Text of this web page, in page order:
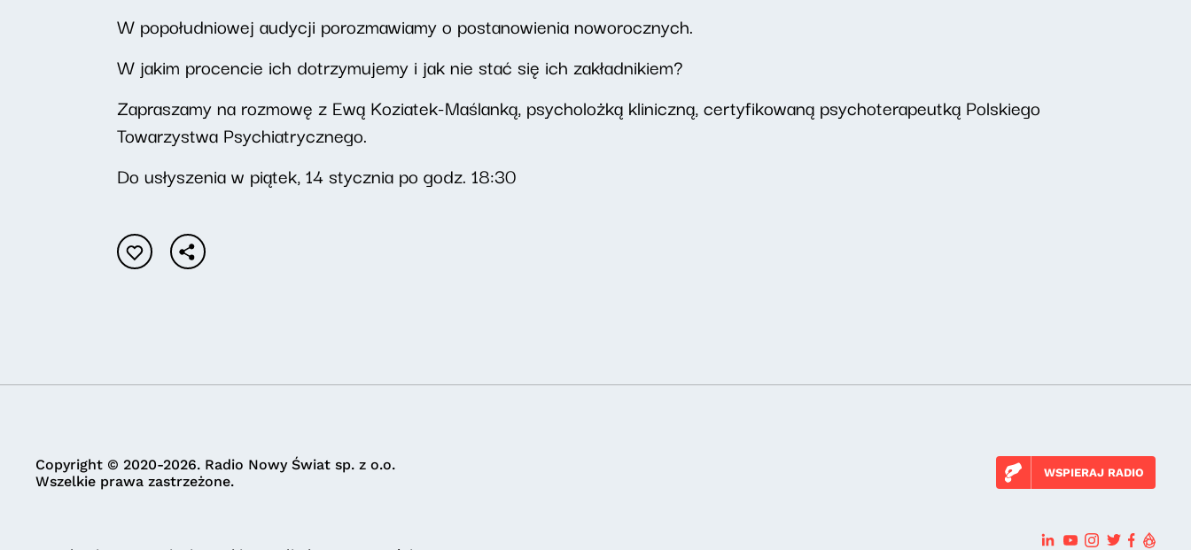
W popołudniowej audycji porozmawiamy o postanowienia noworocznych.
W jakim procencie ich dotrzymujemy i jak nie stać się ich zakładnikiem?
Zapraszamy na rozmowę z Ewą Koziatek-Maślanką, psycholożką kliniczną, certyfikowaną psychoterapeutką Polskiego
Towarzystwa Psychiatrycznego.
Do usłyszenia w piątek, 14 stycznia po godz. 18:30
Copyright © 2020-2026. Radio Nowy Świat sp. z o.o.
Wszelkie prawa zastrzeżone.
WSPIERAJ RADIO